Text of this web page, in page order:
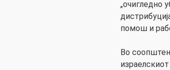
„очигледно
помош и
Во